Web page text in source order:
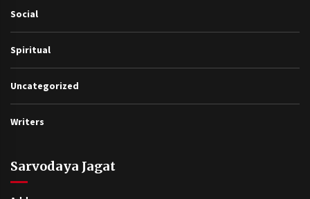
Social
Spiritual
Uncategorized
Writers
Sarvodaya Jagat